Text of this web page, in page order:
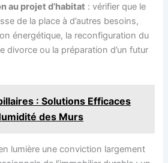
au projet d’habitat : vérifier que le
de la place à d’autres besoins,
énergétique, la reconfiguration du
divorce ou la préparation d’un futur
: Solutions Efficaces
des Murs
lumière une conviction largement